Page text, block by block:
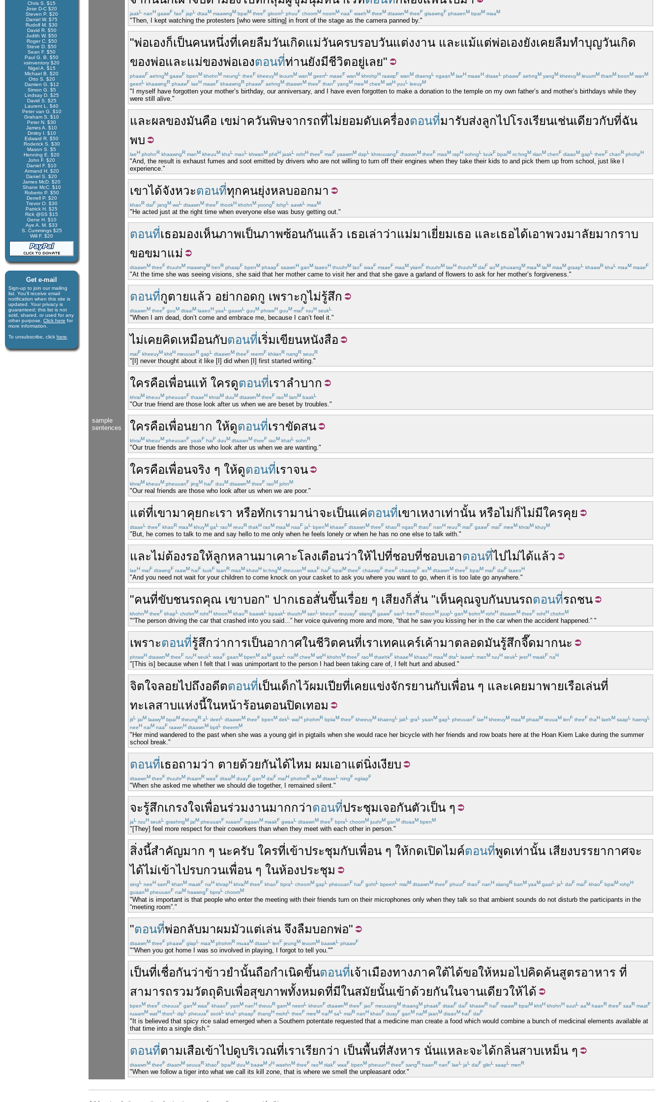
Chris S. $15
Jose D-C $20
Steven P. $20
Daniel W. $75
Rudolf M. $30
David R. $50
Judith W. $50
Roger C. $50
Steve D. $50
Sean F. $50
Paul G. B. $50
xsinventory $20
Nigel A. $15
Michael B. $20
Otto S. $20
Damien G. $12
Simon G. $5
Lindsay D. $25
David S. $25
Laurent L. $40
Peter van G. $10
Graham S. $10
Peter N. $30
James A. $10
Dmitry I. $10
Edward R. $50
Roderick S. $30
Mason S. $5
Henning E. $20
John F. $20
Daniel F. $10
Armand H. $20
Daniel S. $20
James McD. $20
Shane McC. $10
Roberto P. $50
Derrell P. $20
Trevor O. $30
Patrick H. $25
Rick @SS $15
Gene H. $10
Aye A. M. $33
S. Cummings $25
Will F. $20
Get e-mail
Sign-up to join our mail­ing
list. You'll receive e­mail
notification when this site is
updated. Your privacy is
guaran­teed; this list is not
sold, shared, or used for any
other purpose. Click here for
more infor­mation.
To unsubscribe, click here
sample
sentences
jaakL nanH gaawF faoF japL dtaaM maawngM bpaiM theeF gloomL phuuF choomM noomM naaF waehM theeM dtaawnM theeF glaawngF phaaenM bpaiM maaM
"Then, I kept watching the protesters [who were sitting] in front of the stage as the camera panned by."
"พ่อเองก็เป็นคนหนึ่งที่เคยลืมวันเกิดแม่วันครบรอบวันแต่งงาน และแม้แต่พ่อเองยังเคยลืมทำบุญวันเกิด
ของพ่อและแม่ของพ่อเองตอนที่ท่านยังมีชีวิตอยู่เลย"
phaawF aehngM gaawF bpenM khohnM neungL theeF kheeuyM leuumM wanM geertL maaeF wanM khrohpH raawpF wanM dtaengL ngaanM laeH maaeH dtaaeL phaawF aehngM yangM kheeuyM leuumM thamM boonM wanM
geertL khaawngR phaawF laeH maaeF khaawngR phaawF aehngM dtaawnM theeF thanF yangM meeM cheeM witH yuuL leeuyM
"I myself have forgotten your mother’s birthday, our anniversary, and I have even forgotten to make a donation to the temple on my own father’s and mother’s birthdays while they
were still alive."
และผลของมันคือ เขม่าควันพิษจากรถที่ไม่ยอมดับเครื่องตอนที่มารับส่งลูกไปโรงเรียนเช่นเดียวกับที่ฉัน
พบ
laeH phohnR khaawngR manM kheuuM khaL maoL khwanM phitH jaakL rohtH theeF maiF yaawmM dapL khreuuangF dtaawnM theeF maaM rapH sohngL luukF bpaiM ro:hngM riianM chenF diaaoM gapL theeF chanR phohpH
"And, the result is exhaust fumes and soot emitted by drivers who are not willing to turn off their engines when they take their kids to and pick them up from school, just like I
experience."
เขาได้จังหวะตอนที่ทุกคนยุ่งหลบออกมา
khaoR daiF jangM waL dtaawnM theeF thookH khohnM yoongF lohpL aawkL maaM
"He acted just at the right time when everyone else was busy getting out."
ตอนที่เธอมองเห็นภาพเป็นภาพซ้อนกันแล้ว เธอเล่าว่าแม่มาเยี่ยมเธอ และเธอได้เอาพวงมาลัยมากราบ
ขอขมาแม่
dtaawnM theeF thuuhrM maawngM henR phaapF bpenM phaapF saawnH ganM laaeoH thuuhrM laoF waaF maaeF maaM yiiamF thuuhrM laeH thuuhrM daiF aoM phuaangM maaM laiM maaM graapL khaawR khaL maaM maaeF
"At the time she was seeing visions, she said that her mother came to visit her and that she gave a garland of flowers to ask for her mother’s forgiveness."
ตอนที่กูตายแล้ว อย่ากอดกู เพราะกูไม่รู้สึก
dtaawnM theeF guuM dtaaiM laaeoH yaaL gaawtL guuM phrawH guuM maiF ruuH seukL
"When I am dead, don’t come and embrace me, because I can’t feel it."
ไม่เคยคิดเหมือนกับตอนที่เริ่มเขียนหนังสือ
maiF kheeuyM khitH meuuanR gapL dtaawnM theeF reermF khiianR nangR seuuR
"[I] never thought about it like [I] did when [I] first started writing."
ใครคือเพื่อนแท้ ใครดูตอนที่เราลำบาก
khraiM kheuuM pheuuanF thaaeH khraiM duuM dtaawnM theeF raoM lamM baakL
"Our true friend are those look after us when we are beset by troubles."
ใครคือเพื่อนยาก ให้ดูตอนที่เราขัดสน
khraiM kheuuM pheuuanF yaakF haiF duuM dtaawnM theeF raoM khatL sohnR
"Our true friends are those who look after us when we are wanting."
ใครคือเพื่อนจริง ๆ ให้ดูตอนที่เราจน
khraiM kheuuM pheuuanF jingM haiF duuM dtaawnM theeF raoM johnM
"Our real friends are those who look after us when we are poor."
แต่ที่เขามาคุยกะเรา หรือทักเรามาน่าจะเป็นแค่ตอนที่เขาเหงาเท่านั้น หรือไม่ก็ไม่มีใครคุย
dtaaeL theeF khaoR maaM khuyM gaL raoM reuuR thakH raoM maaM naaF jaL bpenM khaaeF dtaawnM theeF khaoR ngaoR thaoF nanH reuuR maiF gaawF maiF meeM khraiM khuyM
"But, he comes to talk to me and say hello to me only when he feels lonely or when he has no one else to talk with."
และไม่ต้องรอให้ลูกหลานมาเคาะโลงเตือนว่าให้ไปที่ชอบที่ชอบเอาตอนที่ไปไม่ได้แล้ว
laeH maiF dtawngF raawM haiF luukF laanR maaM khawH lo:hngM dteuuanM waaF haiF bpaiM theeF chaawpF theeF chaawpF aoM dtaawnM theeF bpaiM maiF daiF laaeoH
"And you need not wait for your children to come knock on your casket to ask you where you want to go, when it is too late go anywhere."
"คนที่ขับชนรถคุณ เขาบอก" ปากเธอสั่นขึ้นเรื่อย ๆ เสียงก็สั่น "เห็นคุณจูบกันบนรถตอนที่รถชน
khohnM theeF khapL chohnM rohtH khoonM khaoR baawkL bpaakL thuuhrM sanL kheunF reuuayF siiangR gaawF sanL henR khoonM juupL ganM bohnM rohtH dtaawnM theeF rohtH chohnM
"“The person driving the car that crashed into you said...” her voice quivering more and more, “that he saw you kissing her in the car when the accident happened.” "
เพราะตอนที่รู้สึกว่าการเป็นอากาศในชีวิตคนที่เราเทคแคร์เค้ามาตลอดมันรู้สึกจี๊ดมากนะ
phrawH dtaawnM theeF ruuH seukL waaF gaanM bpenM aaM gaatL naiM cheeM witH khohnM theeF raoM thaehkF khaaeM khaaoH maaM dtaL laawtL manM ruuH seukL jeetH maakF naH
"[This is] because when I felt that I was unimportant to the person I had been taking care of, I felt hurt and abused."
จิตใจลอยไปถึงอดีตตอนที่เป็นเด็กไว้ผมเปียที่เคยแข่งจักรยานกับเพื่อน ๆ และเคยมาพายเรือเล่นที่
ทะเลสาบแห่งนี้ในหน้าร้อนตอนปิดเทอม
jitL jaiM laawyM bpaiM theungR aL deetL dtaawnM theeF bpenM dekL waiH phohmR bpiiaM theeF kheeuyM khaengL jakL graL yaanM gapL pheuuanF laeH kheeuyM maaM phaaiM reuuaM lenF theeF thaH laehM saapL haengL
neeH naiM naaF raawnH dtaawnM bpitL theermM
"Her mind wandered to the past when she was a young girl in pigtails when she would race her bicycle with her friends and row boats here at the Hoan Kiem Lake during the summer
school break."
ตอนที่เธอถามว่า ตายด้วยกันได้ไหม ผมเอาแต่นิ่งเงียบ
dtaawnM theeF thuuhrM thaamR waaF dtaaiM duayF ganM daiF maiH phohmR aoM dtaaeL ningF ngiiapF
"When she asked me whether we should die together, I remained silent."
จะรู้สึกเกรงใจเพื่อนร่วมงานมากกว่าตอนที่ประชุมเจอกันตัวเป็น ๆ
jaL ruuH seukL graehngM jaiM pheuuanF ruaamF ngaanM maakF gwaaL dtaawnM theeF bpraL choomM juuhrM ganM dtuaaM bpenM
"[They] feel more respect for their coworkers than when they meet with each other in person."
สิ่งนี้สำคัญมาก ๆ นะครับ ใครที่เข้าประชุมกับเพื่อน ๆ ให้กดเปิดไมค์ตอนที่พูดเท่านั้น เสียงบรรยากาศจะ
ได้ไม่เข้าไปรบกวนเพื่อน ๆ ในห้องประชุม
singL neeH samR khanM maakF naH khrapH khraiM theeF khaoF bpraL choomM gapL pheuuanF haiF gohtL bpeertL maiM dtaawnM theeF phuutF thaoF nanH siiangR banM yaaM gaatL jaL daiF maiF khaoF bpaiM rohpH
guaanM pheuuanF naiM haawngF bpraL choomM
"What is important is that people who enter the meeting with their friends turn on their microphones only when they talk so that ambient sounds do not disturb the participants in the
“meeting room”."
"ตอนที่พ่อกลับมาผมมัวแต่เล่น จึงลืมบอกพ่อ"
dtaawnM theeF phaawF glapL maaM phohmR muaaM dtaaeL lenF jeungM leuumM baawkL phaawF
"“When you got home I was so involved in playing, I forgot to tell you.""
เป็นที่เชื่อกันว่าข้าวยำนั้นถือกำเนิดขึ้นตอนที่เจ้าเมืองทางภาคใต้ได้ขอให้หมอไปคิดค้นสูตรอาหาร ที่
สามารถรวมวัตถุดิบเพื่อสุขภาพทั้งหมดที่มีในสมัยนั้นเข้าด้วยกันในจานเดียวให้ได้
bpenM theeF cheuuaF ganM waaF khaaoF yamM nanH theuuR gamM neertL kheunF dtaawnM theeF jaoF meuuangM thaangM phaakF dtaaiF daiF khaawR haiF maawR bpaiM khitH khohnH suutL aaM haanR theeF saaR maatF
ruaamM watH thooL dipL pheuuaF sookL khaL phaapF thangH mohtL theeF meeM naiM saL maiR nanH khaoF duayF ganM naiM jaanM diaaoM haiF daiF
"It is believed that spicy rice salad emerged when a Southern potentate requested that a medicine man create a food which would combine a bunch of medicinal elements available at
that time into a single dish."
ตอนที่ตามเสือเข้าไปดูบริเวณที่เราเรียกว่า เป็นพื้นที่สังหาร นั่นแหละจะได้กลิ่นสาบเหม็น ๆ
dtaawnM theeF dtaamM seuuaR khaoF bpaiM duuM baawM riH waehnM theeF raoM riiakF waaF bpenM pheuunH theeF sangR haanR nanF laeL jaL daiF glinL saapL menR
"When we follow a tiger into what we call its kill zone, that is where we smell the unpleasant odor."